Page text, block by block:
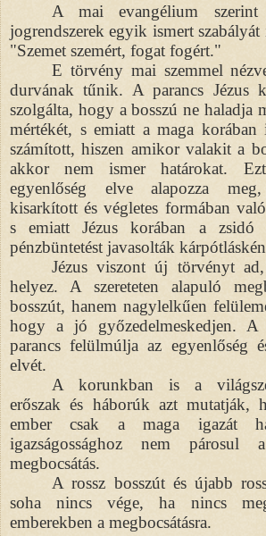
A mai evangélium
jogrendszerek egyik ismert
"Szemet szemért, fogat fogért."
E törvény mai szemmel
durvának tűnik. A parancs Jézus
szolgálta, hogy a bosszú ne haladja
mértékét, s emiatt a maga korában
számított, hiszen amikor valakit a
akkor nem ismer határokat.
egyenlőség elve alapozza
kisarkított és végletes formában
s emiatt Jézus korában a
pénzbüntetést javasolták
Jézus viszont új törvényt
helyez. A szereteten alapuló
bosszút, hanem nagylelkűen
hogy a jó győzedelmeskedjen. A
parancs felülmúlja az egyenlőség
elvét.
A korunkban is a
erőszak és háborúk azt mutatják,
ember csak a maga igazát
igazságossághoz nem
megbocsátás.
A rossz bosszút és újabb
soha nincs vége, ha nincs
emberekben a megbocsátásra.